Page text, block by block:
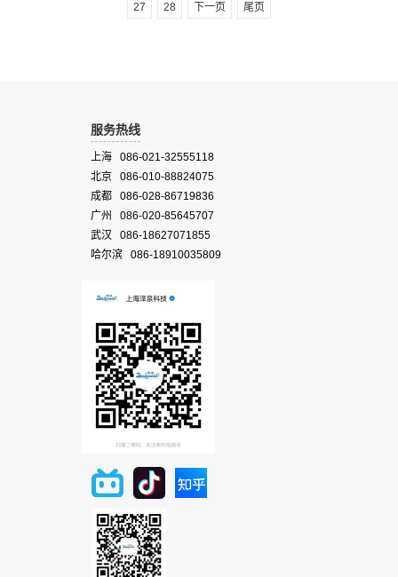
27 28 下一页 尾页
服务热线
上海 086-021-32555118
北京 086-010-88824075
成都 086-028-86719836
广州 086-020-85645707
武汉 086-18627071855
哈尔滨 086-18910035809